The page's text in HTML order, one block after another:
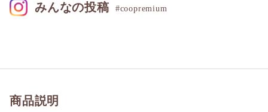
商品説明
みんなの投稿 #coopremium